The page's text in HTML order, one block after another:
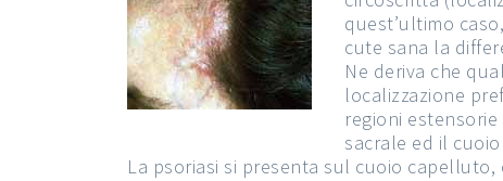
quest’ultimo
cute sana la
Ne deriva che
localizzazione
regioni
sacrale ed il
La psoriasi si presenta sul cuoio